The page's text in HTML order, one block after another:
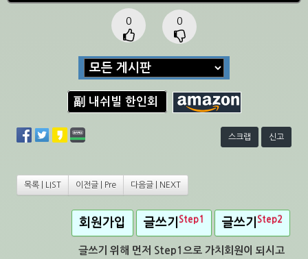
0 0
副 내쉬빌 한인회
스크랩 신고
목록 | LIST 이전글 | Pre 다음글 | NEXT
회원가입 글쓰기 Step1 글쓰기 Step2
글쓰기 위해 먼저 Step1으로 가치회원이 되시고